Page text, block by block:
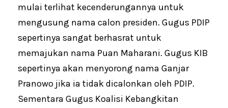
mulai terlihat kecenderungannya untuk
mengusung nama calon presiden. Gugus PDIP
sepertinya sangat berhasrat untuk
memajukan nama Puan Maharani. Gugus KIB
sepertinya akan menyorong nama Ganjar
Pranowo jika ia tidak dicalonkan oleh PDIP.
Sementara Gugus Koalisi Kebangkitan